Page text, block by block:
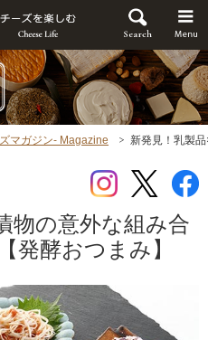
マガジン- Magazine 新発見！乳製
物の意外な組み合
【発酵おつまみ】